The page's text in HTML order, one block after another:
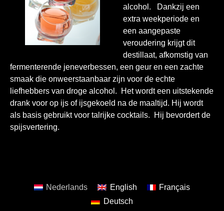
alcohol. Dankzij een
extra weekperiode en
een aangepaste
veroudering krijgt dit
destillaat, afkomstig van
fermenterende jeneverbessen, een geur en een zachte
smaak die onweerstaanbaar zijn voor de echte
liefhebbers van droge alcohol. Het wordt een uitstekende
drank voor op ijs of ijsgekoeld na de maaltijd. Hij wordt
als basis gebruikt voor talrijke cocktails. Hij bevordert de
spijsvertering.
Nederlands English
Français
Deutsch